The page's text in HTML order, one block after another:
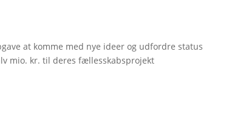
at komme med nye ideer og udfordre status
mio. kr. til deres fællesskabsprojekt